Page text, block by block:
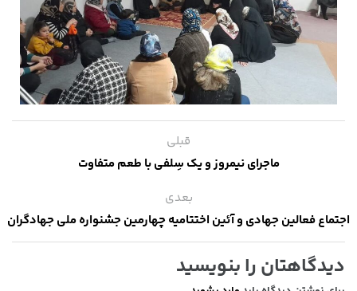
قبلی
ماجرای نیمروز و یک سِلفی با طعم متفاوت
بعدی
اجتماع فعالین جهادی و آئین اختتامیه چهارمین جشنواره ملی جهادگران
دیدگاهتان را بنویسید